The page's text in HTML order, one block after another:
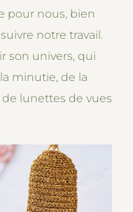
pour nous, bien
notre travail.
son univers, qui
minutie, de la
lunettes de vues